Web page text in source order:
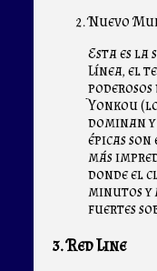
Nuevo
Esta es la
Línea, el
Yonkou
dominan
épicas
más
donde el
minutos y
fuertes
3. Red Line